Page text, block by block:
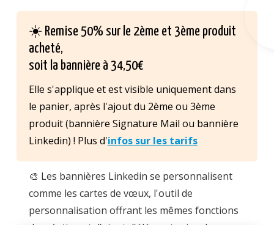
☀️ Remise 50% sur le 2ème et 3ème produit
acheté,
soit la bannière à 34,50€
Elle s'applique et est visible uniquement dans
le panier, après l'ajout du 2ème ou 3ème
produit (bannière Signature Mail ou bannière
Linkedin) ! Plus d'infos sur les tarifs
🎨 Les bannières Linkedin se personnalisent
comme les cartes de vœux, l'outil de
personnalisation offrant les mêmes fonctions